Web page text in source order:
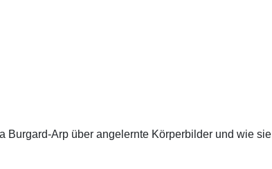
Arp über angelernte Körperbilder und wie